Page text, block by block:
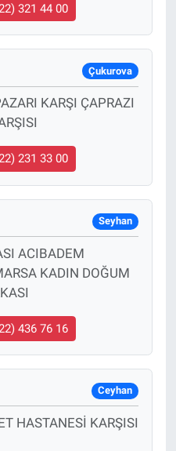
321 44 00
Çukurova
KARŞI ÇAPRAZI
231 33 00
Seyhan
ACIBADEM
KADIN DOĞUM
436 76 16
Ceyhan
HASTANESİ KARŞISI